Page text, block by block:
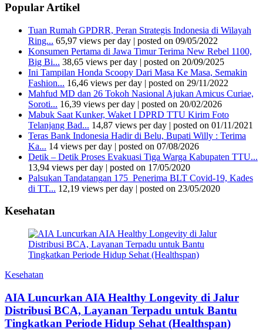
Popular Artikel
Tuan Rumah GPDRR, Peran Strategis Indonesia di Wilayah
Ring... 65,97 views per day | posted on 09/05/2022
Konsumen Pertama di Jawa Timur Terima New Rebel 1100,
Big Bi... 38,65 views per day | posted on 20/09/2025
Ini Tampilan Honda Scoopy Dari Masa Ke Masa, Semakin
Fashion... 16,46 views per day | posted on 29/11/2022
Mahfud MD dan 26 Tokoh Nasional Ajukan Amicus Curiae,
Soroti... 16,39 views per day | posted on 20/02/2026
Mabuk Saat Kunker, Waket I DPRD TTU Kirim Foto
Telanjang Bad... 14,87 views per day | posted on 01/11/2021
Teras Bank Indonesia Hadir di Belu, Bupati Willy : Terima
Ka... 14 views per day | posted on 07/08/2026
Detik – Detik Proses Evakuasi Tiga Warga Kabupaten TTU...
13,94 views per day | posted on 17/05/2020
Palsukan Tandatangan 175 Penerima BLT Covid-19, Kades
di TT... 12,19 views per day | posted on 23/05/2020
Kesehatan
Kesehatan
AIA Luncurkan AIA Healthy Longevity di Jalur
Distribusi BCA, Layanan Terpadu untuk Bantu
Tingkatkan Periode Hidup Sehat (Healthspan)